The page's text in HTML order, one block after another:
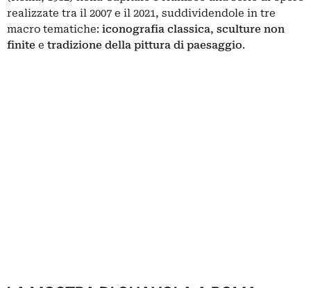
realizzate tra il 2007 e il 2021, suddividendole in tre
macro tematiche: iconografia classica, sculture non
finite e tradizione della pittura di paesaggio.